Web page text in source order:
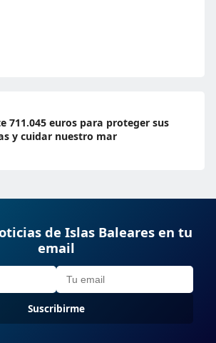
711.045 euros para proteger sus
y cuidar nuestro mar
de Islas Baleares en tu
email
Suscribirme